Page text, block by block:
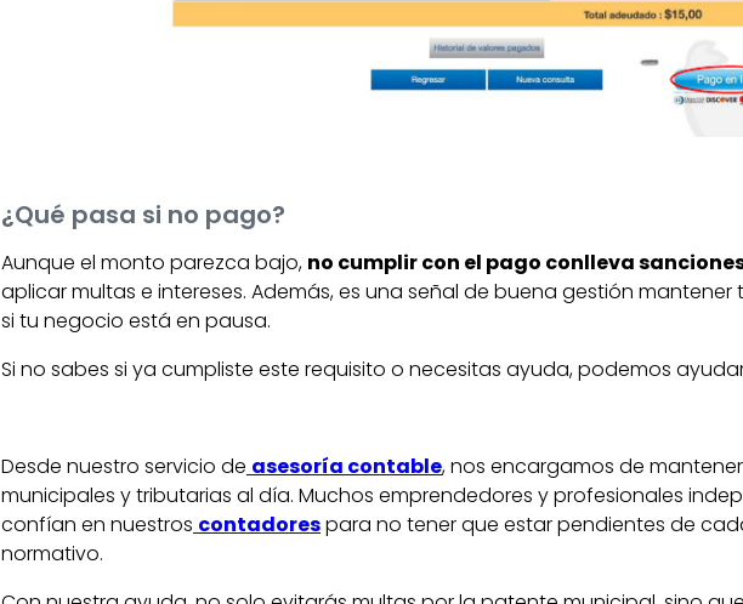
¿Qué pasa si no pago?
Aunque el monto parezca bajo, no cumplir con el pago conlleva
aplicar multas e intereses. Además, es una señal de buena gestión mantener
si tu negocio está en pausa.
Si no sabes si ya cumpliste este requisito o necesitas ayuda, podemos
Desde nuestro servicio de asesoría contable, nos encargamos de
municipales y tributarias al día. Muchos emprendedores y profesionales
confían en nuestros contadorespara no tener que estar pendientes de
normativo.